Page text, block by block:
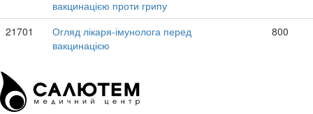
вакцинацією проти грипу
21701
Огляд лікаря-імунолога перед
вакцинацією
800